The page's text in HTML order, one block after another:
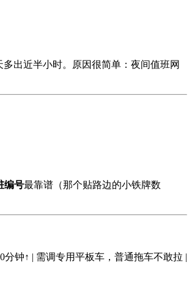
出近半小时。原因很简单：夜间值班网
编号最靠谱（那个贴路边的小铁牌数
分钟↑ | 需调专用平板车，普通拖车不敢拉 |